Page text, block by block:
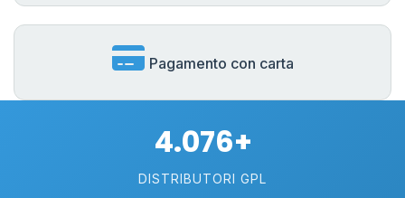
Pagamento con carta
4.076+
DISTRIBUTORI GPL